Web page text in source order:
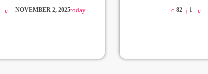
today
NOVEMBER 2, 2025 82 1